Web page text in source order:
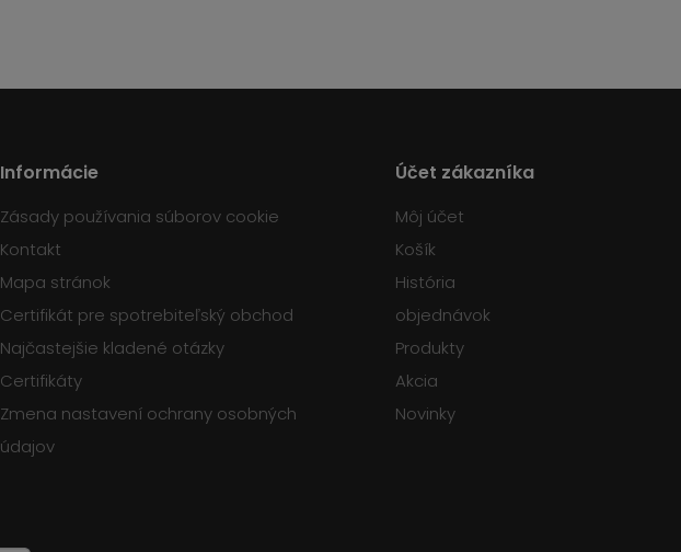
Informácie
Zásady používania súborov cookie
Kontakt
Mapa stránok
Certifikát pre spotrebiteľský obchod
Najčastejšie kladené otázky
Certifikáty
Zmena nastavení ochrany osobných
údajov
Účet zákazníka
Môj účet
Košík
História
objednávok
Produkty
Akcia
Novinky